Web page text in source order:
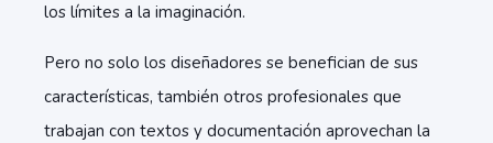
los límites a la imaginación.
Pero no solo los diseñadores se benefician de sus
características, también otros profesionales que
trabajan con textos y documentación aprovechan la